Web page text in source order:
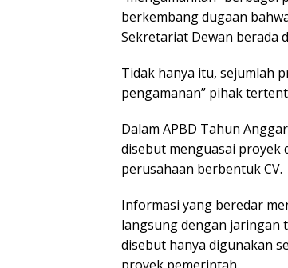
berkembang dugaan
Sekretariat Dewan berada
Tidak hanya itu, sejumlah
pengamanan” pihak
Dalam APBD Tahun
disebut menguasai proyek
perusahaan berbentuk CV.
Informasi yang beredar
langsung dengan jaringan
disebut hanya digunakan